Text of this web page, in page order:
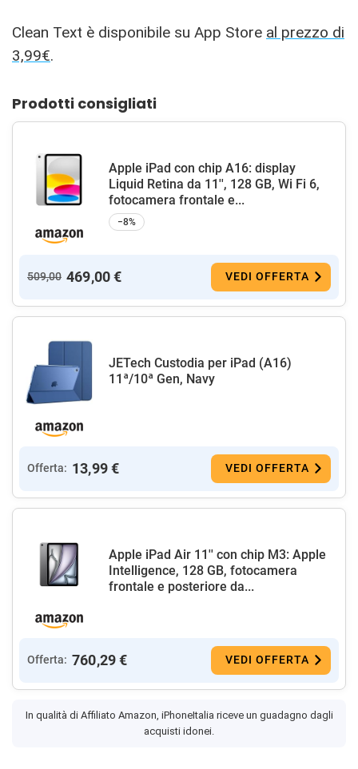
Clean Text è disponibile su App Store al prezzo di
3,99€.
Prodotti consigliati
Apple iPad con chip A16: display
Liquid Retina da 11'', 128 GB, Wi Fi 6,
fotocamera frontale e...
−8%
509,00 469,00 € VEDI OFFERTA
JETech Custodia per iPad (A16)
11ª/10ª Gen, Navy
Offerta: 13,99 € VEDI OFFERTA
Apple iPad Air 11'' con chip M3: Apple
Intelligence, 128 GB, fotocamera
frontale e posteriore da...
Offerta: 760,29 € VEDI OFFERTA
In qualità di Affiliato Amazon, iPhoneItalia riceve un guadagno dagli
acquisti idonei.